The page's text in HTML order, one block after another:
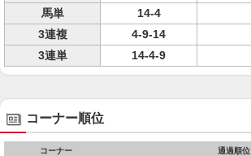
馬単
14-4
3連複
4-9-14
3連単
14-4-9
コーナー順位
コーナー 通過順位